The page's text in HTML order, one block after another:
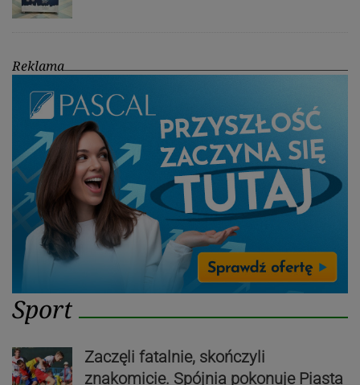
Reklama
Sport
Zaczęli fatalnie, skończyli
znakomicie. Spójnia pokonuje Piasta